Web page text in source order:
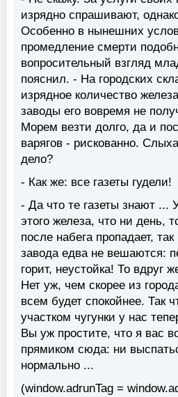
изрядно спрашивают,
Особенно в нынешних
промедление смерти
вопросительный взгляд
пояснил. - На городских
изрядное количество
заводы его вовремя не
Морем везти долго, да и
варягов - рискованно.
дело?
- Как же: все газеты гудели!
- Да что те газеты знают ...
этого железа, что ни день,
после набега пропадает,
завода едва не вешаются:
горит, неустойка! То вдруг
Нет уж, чем скорее из
всем будет спокойнее. Так
участком чугунки у нас
Вы уж простите, что я вас
прямиком сюда: ни
нормально ...
(window.adrunTag =